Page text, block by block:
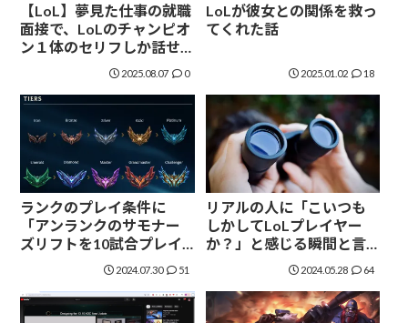
【LoL】夢見た仕事の就職
面接で、LoLのチャンピオ
ン１体のセリフしか話せ
ないとしたらどうする？
2025.08.07 0
LoLが彼女との関係を救っ
てくれた話
2025.01.02 18
ランクのプレイ条件に
「アンランクのサモナー
ズリフトを10試合プレイ
していること」が追加さ
れることに対する海外の
反応
2024.07.30 51
リアルの人に「こいつも
しかしてLoLプレイヤー
か？」と感じる瞬間と言
2024.05.28 64